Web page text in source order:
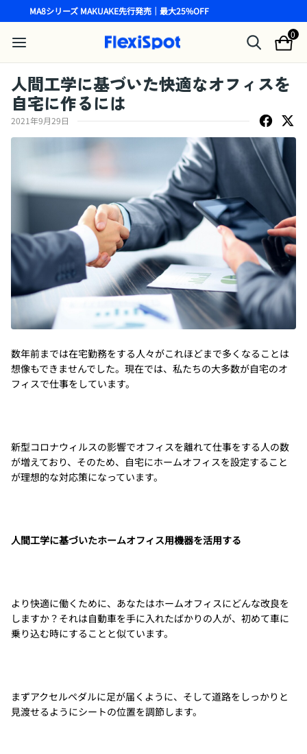
MA8シリーズ MAKUAKE先行発売｜最大25%OFF
0
人間工学に基づいた快適なオフィスを
自宅に作るには
2021年9月29日
数年前までは在宅勤務をする人々がこれほどまで多くなることは
想像もできませんでした。現在では、私たちの大多数が自宅のオ
フィスで仕事をしています。
新型コロナウィルスの影響でオフィスを離れて仕事をする人の数
が増えており、そのため、自宅にホームオフィスを設定すること
が理想的な対応策になっています。
人間工学に基づいたホームオフィス用機器を活用する
より快適に働くために、あなたはホームオフィスにどんな改良を
しますか？それは自動車を手に入れたばかりの人が、初めて車に
乗り込む時にすることと似ています。
まずアクセルペダルに足が届くように、そして道路をしっかりと
見渡せるようにシートの位置を調節します。